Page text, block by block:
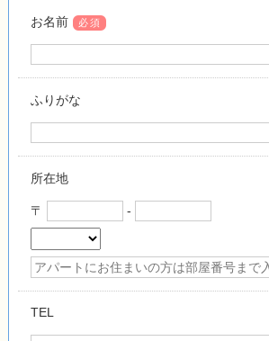
お名前 必須
ふりがな
所在地
〒 -
TEL